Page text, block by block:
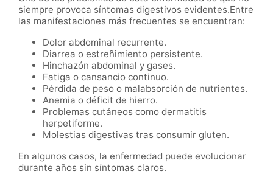
siempre provoca síntomas digestivos evidentes.Entre
las manifestaciones más frecuentes se encuentran:
Dolor abdominal recurrente.
Diarrea o estreñimiento persistente.
Hinchazón abdominal y gases.
Fatiga o cansancio continuo.
Pérdida de peso o malabsorción de nutrientes.
Anemia o déficit de hierro.
Problemas cutáneos como dermatitis
herpetiforme.
Molestias digestivas tras consumir gluten.
En algunos casos, la enfermedad puede evolucionar
durante años sin síntomas claros.